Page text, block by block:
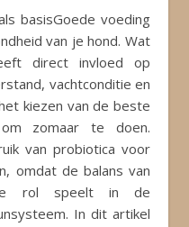
van je hond. Wat
direct invloed op
vachtconditie en
kiezen van de beste
zomaar te doen.
van probiotica voor
omdat de balans van
rol speelt in de
In dit artikel